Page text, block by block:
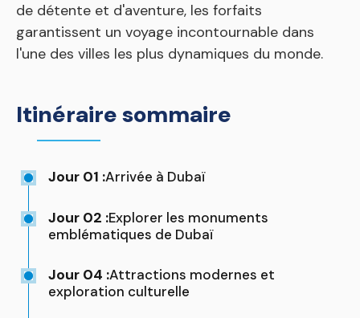
de détente et d'aventure, les forfaits
garantissent un voyage incontournable dans
l'une des villes les plus dynamiques du monde.
Itinéraire sommaire
Jour 01 :Arrivée à Dubaï
Jour 02 :Explorer les monuments
emblématiques de Dubaï
Jour 04 :Attractions modernes et
exploration culturelle